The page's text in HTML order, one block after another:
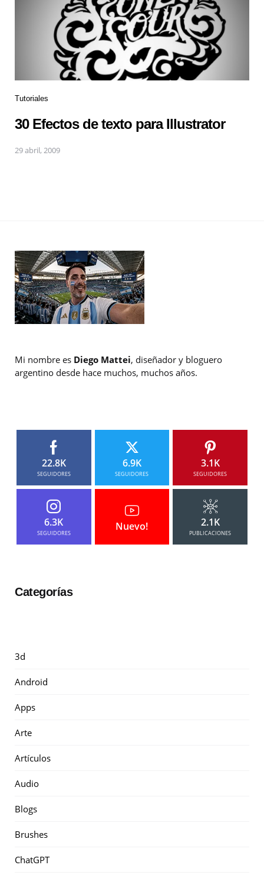
Tutoriales
30 Efectos de texto para Illustrator
29 abril, 2009
Mi nombre es Diego Mattei, diseñador y bloguero
argentino desde hace muchos, muchos años.
22.8K
SEGUIDORES
6.9K
SEGUIDORES
3.1K
SEGUIDORES
6.3K
SEGUIDORES
Nuevo! 2.1K
PUBLICACIONES
Categorías
3d
Android
Apps
Arte
Artículos
Audio
Blogs
Brushes
ChatGPT